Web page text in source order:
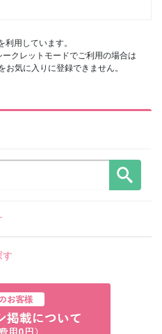
利用しています。
クレットモードでご利用の場合は
気に入りに登録できません。
す